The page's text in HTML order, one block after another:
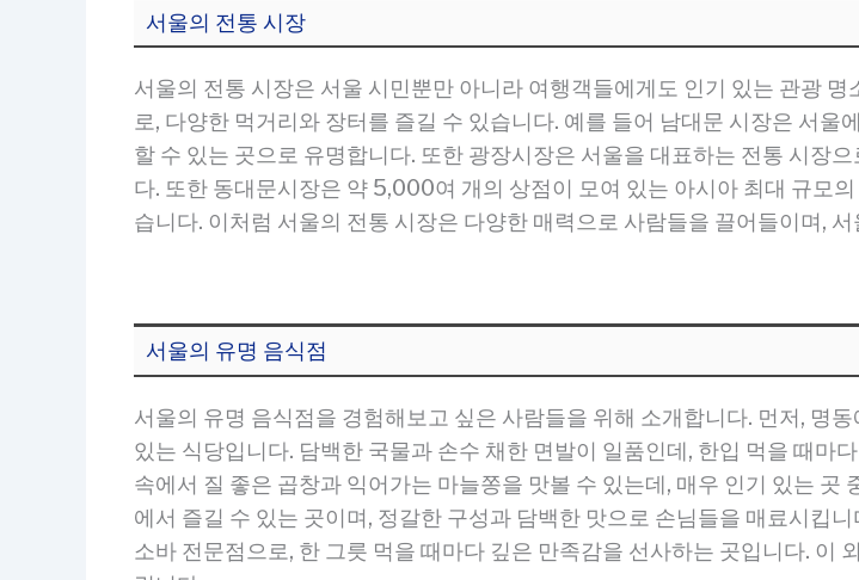
서울의 전통 시장
서울의 전통 시장은 서울 시민뿐만 아니라 여행객들에게도 인기 있는 관광
로, 다양한 먹거리와 장터를 즐길 수 있습니다. 예를 들어 남대문 시장은 서울
할 수 있는 곳으로 유명합니다. 또한 광장시장은 서울을 대표하는 전통 시장
다. 또한 동대문시장은 약 5,000여 개의 상점이 모여 있는 아시아 최대 규모
습니다. 이처럼 서울의 전통 시장은 다양한 매력으로 사람들을 끌어들이며,
서울의 유명 음식점
서울의 유명 음식점을 경험해보고 싶은 사람들을 위해 소개합니다. 먼저, 명
있는 식당입니다. 담백한 국물과 손수 채한 면발이 일품인데, 한입 먹을 때마
속에서 질 좋은 곱창과 익어가는 마늘쫑을 맛볼 수 있는데, 매우 인기 있는 곳
에서 즐길 수 있는 곳이며, 정갈한 구성과 담백한 맛으로 손님들을 매료시킵
소바 전문점으로, 한 그릇 먹을 때마다 깊은 만족감을 선사하는 곳입니다. 이